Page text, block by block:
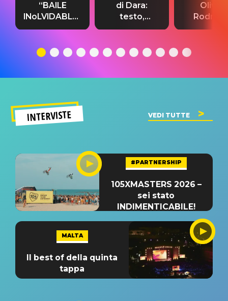
“BAILE
INoLVIDABLE”:
testo,
significato
di Dara:
testo,
traduzione e
del singolo
Olivia
testo,
INTERVISTE VEDI TUTTE
#PARTNERSHIP
105XMASTERS 2026 –
sei stato
INDIMENTICABILE!
MALTA
Il best of della quinta
tappa